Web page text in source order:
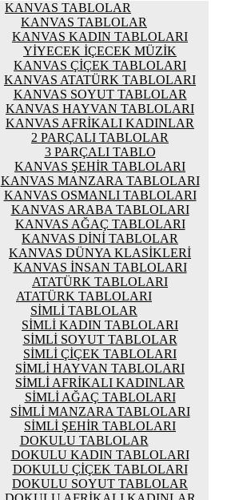
KANVAS TABLOLAR
KANVAS TABLOLAR
KANVAS KADIN TABLOLARI
YIYECEK İÇECEK MÜZIK
KANVAS ÇIÇEK TABLOLARI
KANVAS ATATÜRK TABLOLARI
KANVAS SOYUT TABLOLAR
KANVAS HAYVAN TABLOLARI
KANVAS AFRIKALI KADINLAR
2 PARÇALI TABLOLAR
3 PARÇALI TABLO
KANVAS ŞEHIR TABLOLARI
KANVAS MANZARA TABLOLARI
KANVAS OSMANLI TABLOLARI
KANVAS ARABA TABLOLARI
KANVAS AĞAÇ TABLOLARI
KANVAS DINI TABLOLAR
KANVAS DÜNYA KLASIKLERI
KANVAS İNSAN TABLOLARI
ATATÜRK TABLOLARI
ATATÜRK TABLOLARI
SIMLI TABLOLAR
SIMLI KADIN TABLOLARI
SIMLI SOYUT TABLOLAR
SIMLI ÇIÇEK TABLOLARI
SIMLI HAYVAN TABLOLARI
SIMLI AFRIKALI KADINLAR
SIMLI AĞAÇ TABLOLARI
SIMLI MANZARA TABLOLARI
SIMLI ŞEHIR TABLOLARI
DOKULU TABLOLAR
DOKULU KADIN TABLOLARI
DOKULU ÇIÇEK TABLOLARI
DOKULU SOYUT TABLOLAR